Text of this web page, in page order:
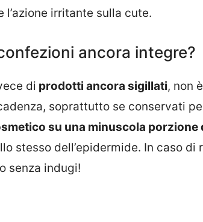
l’azione irritante sulla cute.
ancora integre?
di prodotti ancora sigillati, non
soprattutto se conservati
su una minuscola porzione
stesso dell’epidermide. In caso di
senza indugi!